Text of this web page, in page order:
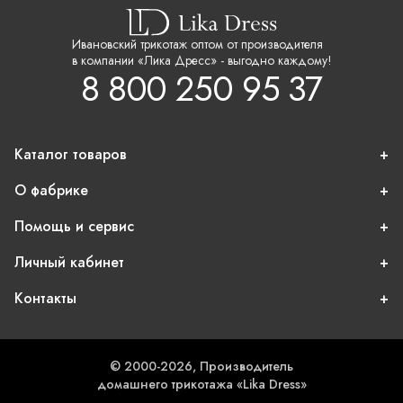
Ивановский трикотаж оптом от производителя
в компании «Лика Дресс» - выгодно каждому!
8 800 250 95 37
Каталог товаров
О фабрике
Помощь и сервис
Личный кабинет
Контакты
© 2000-2026, Производитель
домашнего трикотажа «Lika Dress»